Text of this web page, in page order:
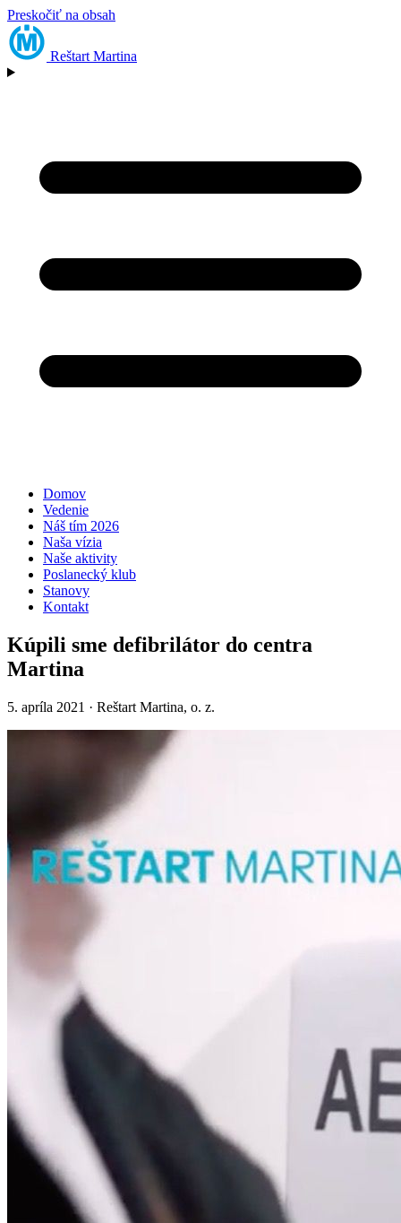
Preskočiť na obsah
Reštart Martina
Domov
Vedenie
Náš tím 2026
Naša vízia
Naše aktivity
Poslanecký klub
Stanovy
Kontakt
Kúpili sme defibrilátor do centra
Martina
5. apríla 2021 · Reštart Martina, o. z.